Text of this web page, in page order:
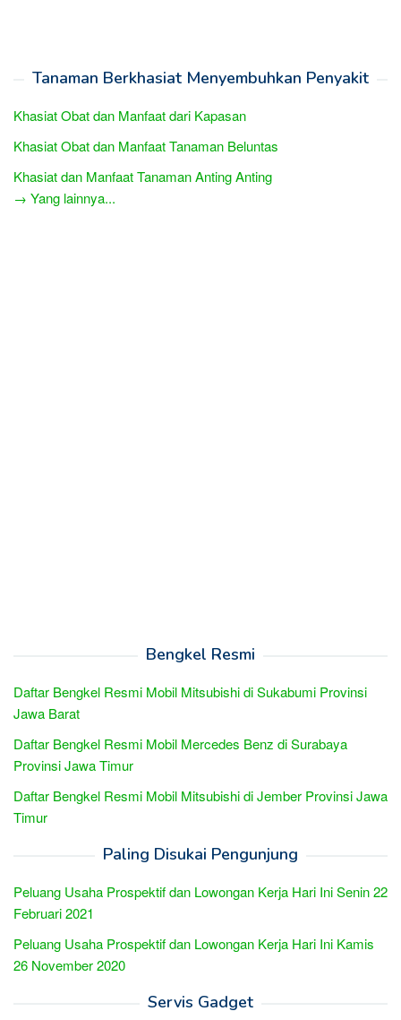
Tanaman Berkhasiat Menyembuhkan Penyakit
Khasiat Obat dan Manfaat dari Kapasan
Khasiat Obat dan Manfaat Tanaman Beluntas
Khasiat dan Manfaat Tanaman Anting Anting
→ Yang lainnya...
Bengkel Resmi
Daftar Bengkel Resmi Mobil Mitsubishi di Sukabumi Provinsi
Jawa Barat
Daftar Bengkel Resmi Mobil Mercedes Benz di Surabaya
Provinsi Jawa Timur
Daftar Bengkel Resmi Mobil Mitsubishi di Jember Provinsi Jawa
Timur
Paling Disukai Pengunjung
Peluang Usaha Prospektif dan Lowongan Kerja Hari Ini Senin 22
Februari 2021
Peluang Usaha Prospektif dan Lowongan Kerja Hari Ini Kamis
26 November 2020
Servis Gadget